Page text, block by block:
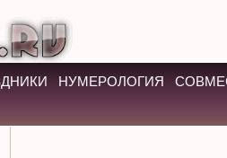
НУМЕРОЛОГИЯ